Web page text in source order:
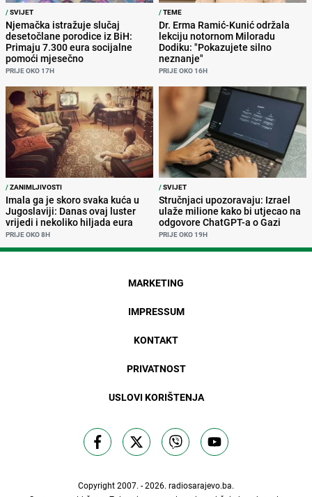
/SVIJET
Njemačka istražuje slučaj
desetočlane porodice iz BiH:
Primaju 7.300 eura socijalne
pomoći mjesečno
PRIJE OKO 17H
/TEME
Dr. Erma Ramić-Kunić održala
lekciju notornom Miloradu
Dodiku: "Pokazujete silno
neznanje"
PRIJE OKO 16H
/ZANIMLJIVOSTI
Imala ga je skoro svaka kuća u
Jugoslaviji: Danas ovaj luster
vrijedi i nekoliko hiljada eura
PRIJE OKO 8H
/SVIJET
Stručnjaci upozoravaju: Izrael
ulaže milione kako bi utjecao na
odgovore ChatGPT-a o Gazi
PRIJE OKO 19H
MARKETING
IMPRESSUM
KONTAKT
PRIVATNOST
USLOVI KORIŠTENJA
Copyright 2007. - 2026. radiosarajevo.ba.